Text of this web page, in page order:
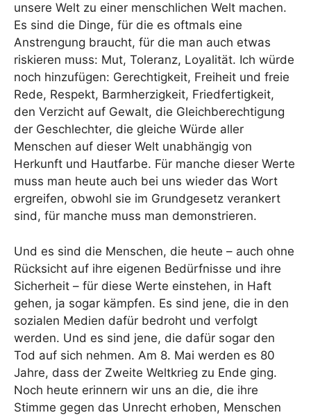
unsere Welt zu einer menschlichen Welt machen.
Es sind die Dinge, für die es oftmals eine
Anstrengung braucht, für die man auch etwas
riskieren muss: Mut, Toleranz, Loyalität. Ich würde
noch hinzufügen: Gerechtigkeit, Freiheit und freie
Rede, Respekt, Barmherzigkeit, Friedfertigkeit,
den Verzicht auf Gewalt, die Gleichberechtigung
der Geschlechter, die gleiche Würde aller
Menschen auf dieser Welt unabhängig von
Herkunft und Hautfarbe. Für manche dieser Werte
muss man heute auch bei uns wieder das Wort
ergreifen, obwohl sie im Grundgesetz verankert
sind, für manche muss man demonstrieren.
Und es sind die Menschen, die heute – auch ohne
Rücksicht auf ihre eigenen Bedürfnisse und ihre
Sicherheit – für diese Werte einstehen, in Haft
gehen, ja sogar kämpfen. Es sind jene, die in den
sozialen Medien dafür bedroht und verfolgt
werden. Und es sind jene, die dafür sogar den
Tod auf sich nehmen. Am 8. Mai werden es 80
Jahre, dass der Zweite Weltkrieg zu Ende ging.
Noch heute erinnern wir uns an die, die ihre
Stimme gegen das Unrecht erhoben, Menschen